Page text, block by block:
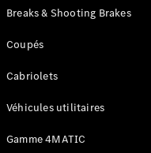
stock
votre
Compactes
Breaks & Shooting Brakes
Coupés
Cabriolets
Véhicules utilitaires
Gamme 4MATIC